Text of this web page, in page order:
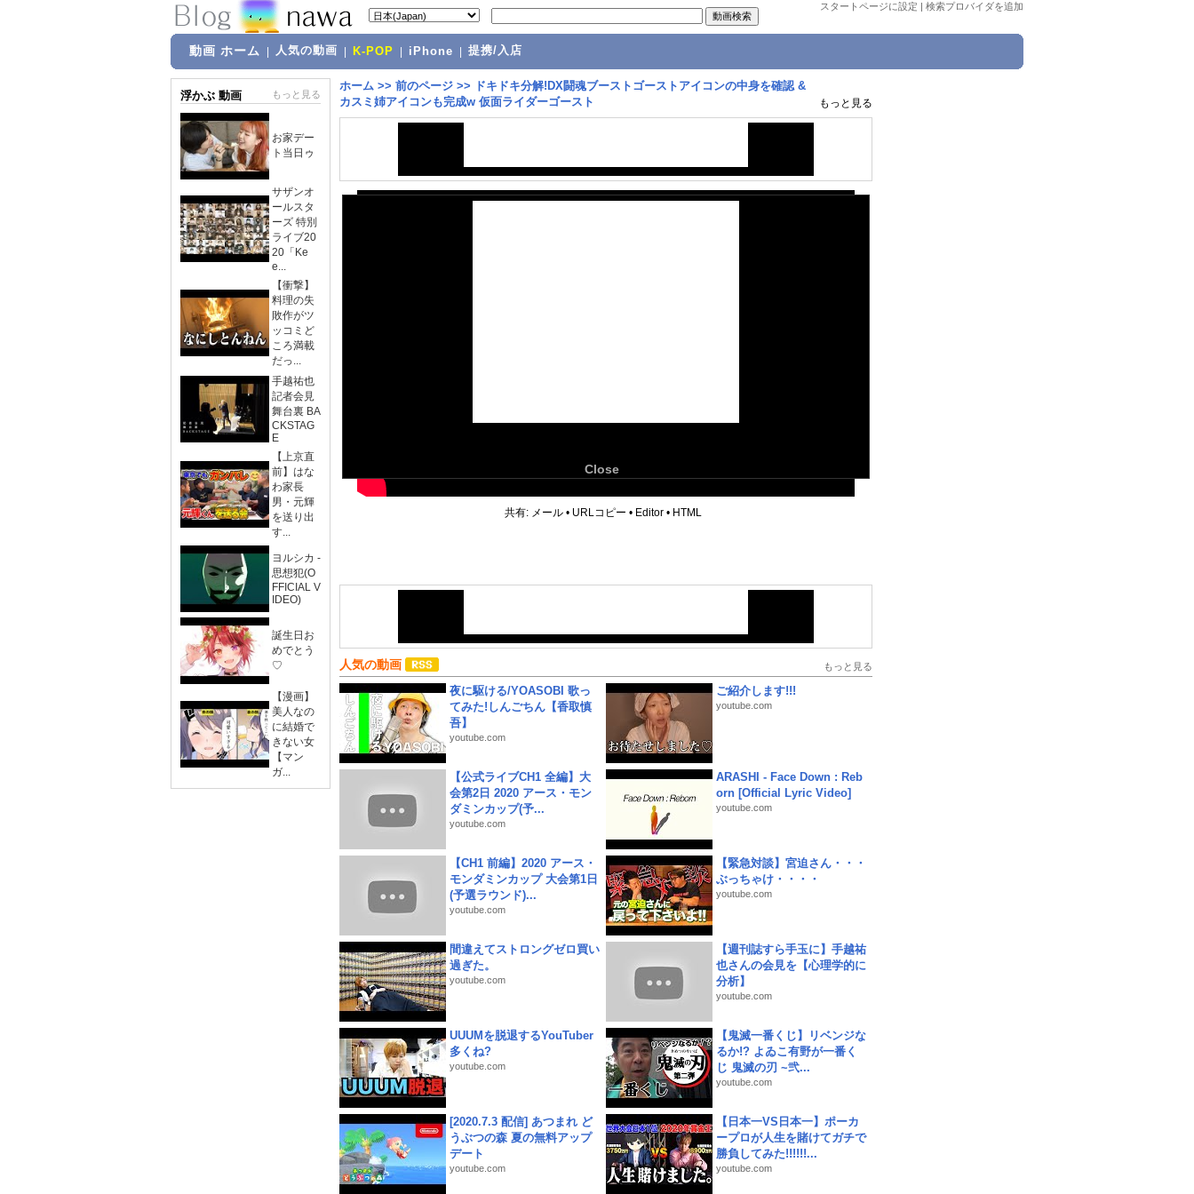
スタートページに設定 | 検索プロバイダを追加
動画 ホーム 人気の動画 K-POP iPhone 提携/入店
浮かぶ 動画 もっと見る
お家デー
ト当日ゥ
サザンオ
ールスタ
ーズ 特別
ライブ20
20「Ke
e...
【衝撃】
料理の失
敗作がツ
ッコミど
ころ満載
だっ...
手越祐也
記者会見
舞台裏 BA
CKSTAG
E
【上京直
前】はな
わ家長
男・元輝
を送り出
す...
ヨルシカ -
思想犯(O
FFICIAL V
IDEO)
誕生日お
めでとう
♡
【漫画】
美人なの
に結婚で
きない女
【マン
ガ...
ホーム >> 前のページ >>
ドキドキ分解!DX闘魂ブーストゴーストアイコンの中身を確認 &
カスミ姉アイコンも完成w 仮面ライダーゴースト
もっと見る
Close
共有: メール • URLコピー • Editor • HTML
人気の動画 もっと見る
夜に駆ける/YOASOBI 歌っ
てみた!しんごちん【香取慎
吾】
youtube.com
ご紹介します!!!
youtube.com
【公式ライブCH1 全編】大
会第2日 2020 アース・モン
ダミンカップ(予...
youtube.com
ARASHI - Face Down : Reb
orn [Official Lyric Video]
youtube.com
【CH1 前編】2020 アース・
モンダミンカップ 大会第1日
(予選ラウンド)...
youtube.com
【緊急対談】宮迫さん・・・
ぶっちゃけ・・・・
youtube.com
間違えてストロングゼロ買い
過ぎた。
youtube.com
【週刊誌すら手玉に】手越祐
也さんの会見を【心理学的に
分析】
youtube.com
UUUMを脱退するYouTuber
多くね?
youtube.com
【鬼滅一番くじ】リベンジな
るか!? よゐこ有野が一番く
じ 鬼滅の刃 ~弐...
youtube.com
[2020.7.3 配信] あつまれ ど
うぶつの森 夏の無料アップ
デート
youtube.com
【日本一VS日本一】ポーカ
ープロが人生を賭けてガチで
勝負してみた!!!!!!...
youtube.com